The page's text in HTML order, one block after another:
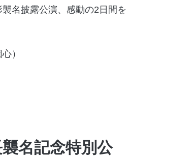
名披露公演、感動の2日間を
）
名記念特別公